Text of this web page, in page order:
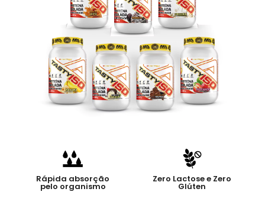
Rápida absorção
pelo organismo
Zero Lactose e Zero
Glúten